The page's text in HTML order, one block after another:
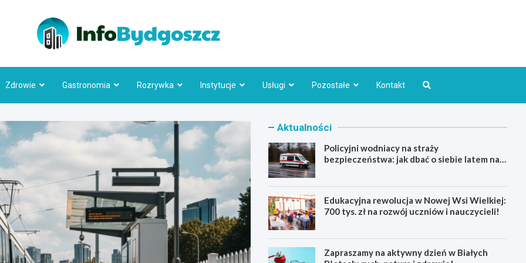
Zdrowie Gastronomia Rozrywka Instytucje Usługi Pozostałe Kontakt
Aktualności
Policyjni wodniacy na straży
bezpieczeństwa: jak dbać o siebie latem nad
Edukacyjna rewolucja w Nowej Wsi Wielkiej:
700 tys. zł na rozwój uczniów i nauczycieli!
Zapraszamy na aktywny dzień w Białych